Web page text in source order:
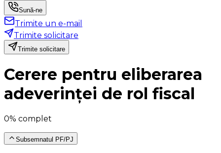
Sună-ne
Trimite un e-mail
Trimite solicitare
Trimite solicitare
Cerere pentru eliberarea
adeverinței de rol fiscal
0% complet
Subsemnatul PF/PJ